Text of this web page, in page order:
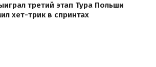
третий этап Тура Польши
хет-трик в спринтах